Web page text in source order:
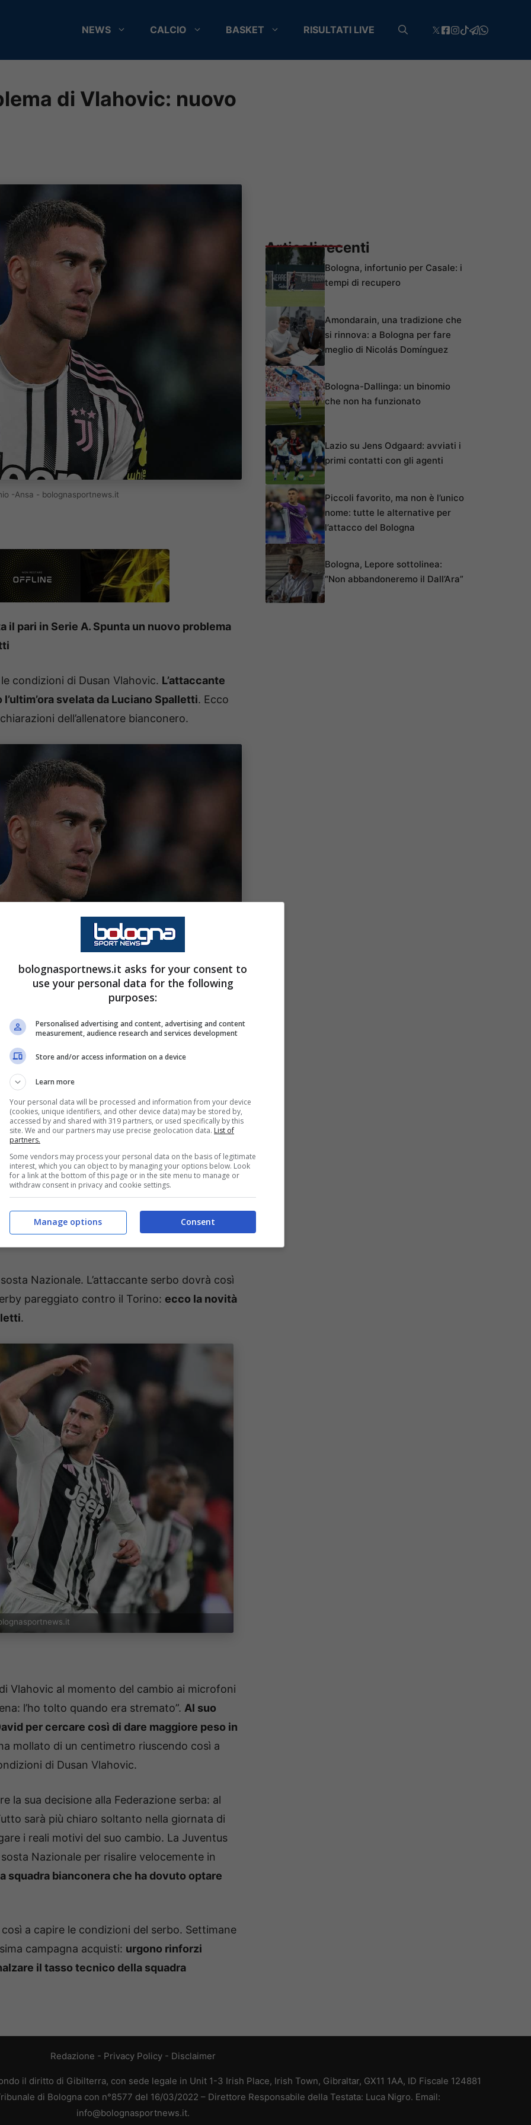
NEWS CALCIO BASKET RISULTATI LIVE
di Vlahovic: nuovo
-Ansa - bolognasportnews.it
il pari in Serie A. Spunta un nuovo problema
condizioni di Dusan Vlahovic. L’attaccante
svelata da Luciano Spalletti. Ecco
dell’allenatore bianconero.
-Ansa – bolognasportnews.it
contro il Torino. La Juventus ha
alcun gol:Vlahovic ci ha provato fino alla
. Scopriamo così il motivo reale del
nel post partita. Un momento decisivo per
impegni in Nazionale: ora rischia di saltare
Spalletti ha rivelato il
Nazionale. L’attaccante serbo dovrà così
pareggiato contro il Torino: ecco la novità
.
Vlahovic al momento del cambio ai microfoni
l’ho tolto quando era stremato”. Al suo
per cercare così di dare maggiore peso in
mollato di un centimetro riuscendo così a
di Dusan Vlahovic.
la sua decisione alla Federazione serba: al
sarà più chiaro soltanto nella giornata di
i reali motivi del suo cambio. La Juventus
Nazionale per risalire velocemente in
squadra bianconera che ha dovuto optare
a capire le condizioni del serbo. Settimane
campagna acquisti: urgono rinforzi
il tasso tecnico della squadra
Articoli recenti
Bologna, infortunio per Casale: i
tempi di recupero
Amondarain, una tradizione che
si rinnova: a Bologna per fare
meglio di Nicolás Domínguez
Bologna-Dallinga: un binomio
che non ha funzionato
Lazio su Jens Odgaard: avviati i
primi contatti con gli agenti
Piccoli favorito, ma non è l’unico
nome: tutte le alternative per
l’attacco del Bologna
Bologna, Lepore sottolinea:
“Non abbandoneremo il Dall’Ara”
Redazione - Privacy Policy- Disclaimer
il diritto di Gibilterra, con sede legale in Unit 1-3 Irish Place, Irish Town, Gibraltar, GX11 1AA, ID Fiscale 124881
di Bologna con n°8577 del 16/03/2022 – Direttore Responsabile della Testata: Luca Nigro. Email:
info@bolognasportnews.it.
bolognasportnews.it asks for your consent to
use your personal data for the following
purposes:
Personalised advertising and content, advertising and content
measurement, audience research and services development
Store and/or access information on a device
Learn more
Your personal data will be processed and information from your device
(cookies, unique identifiers, and other device data) may be stored by,
accessed by and shared with 319 partners, or used specifically by this
site. We and our partners may use precise geolocation data. List of
partners.
Some vendors may process your personal data on the basis of legitimate
interest, which you can object to by managing your options below. Look
for a link at the bottom of this page or in the site menu to manage or
withdraw consent in privacy and cookie settings.
Consent
Manage options